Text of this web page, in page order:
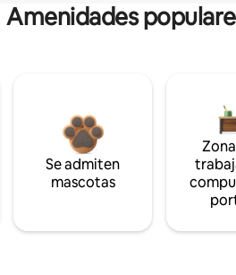
Amenidades
Se admiten
mascotas